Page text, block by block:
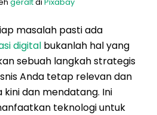
masalah pasti ada
digital bukanlah hal yang
sebuah langkah strategis
Anda tetap relevan dan
dan mendatang. Ini
teknologi untuk